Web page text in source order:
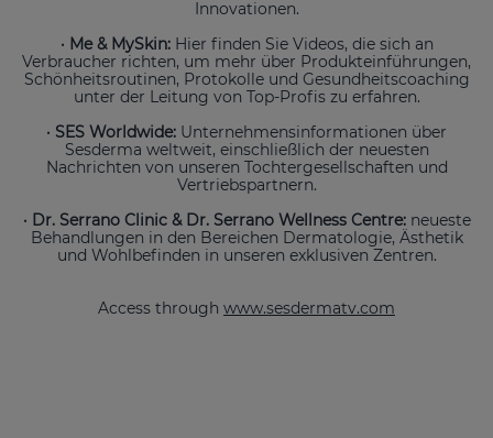
Innovationen.
· Me & MySkin: Hier finden Sie Videos, die sich an
Verbraucher richten, um mehr über Produkteinführungen,
Schönheitsroutinen, Protokolle und Gesundheitscoaching
unter der Leitung von Top-Profis zu erfahren.
· SES Worldwide: Unternehmensinformationen über
Sesderma weltweit, einschließlich der neuesten
Nachrichten von unseren Tochtergesellschaften und
Vertriebspartnern.
· Dr. Serrano Clinic & Dr. Serrano Wellness Centre: neueste
Behandlungen in den Bereichen Dermatologie, Ästhetik
und Wohlbefinden in unseren exklusiven Zentren.
Access through www.sesdermatv.com